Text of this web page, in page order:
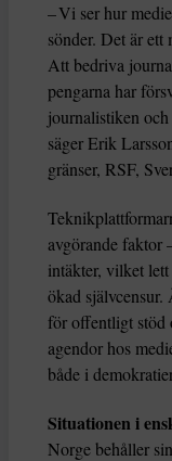
– Vi ser hur
sönder. Det är
Att bedriva
pengarna har
journalistiken
säger Erik
gränser, RSF,
avgörande faktor
intäkter, vilket
ökad
för offentligt stöd
agendor hos
både i
Situationen i
Norge behåller